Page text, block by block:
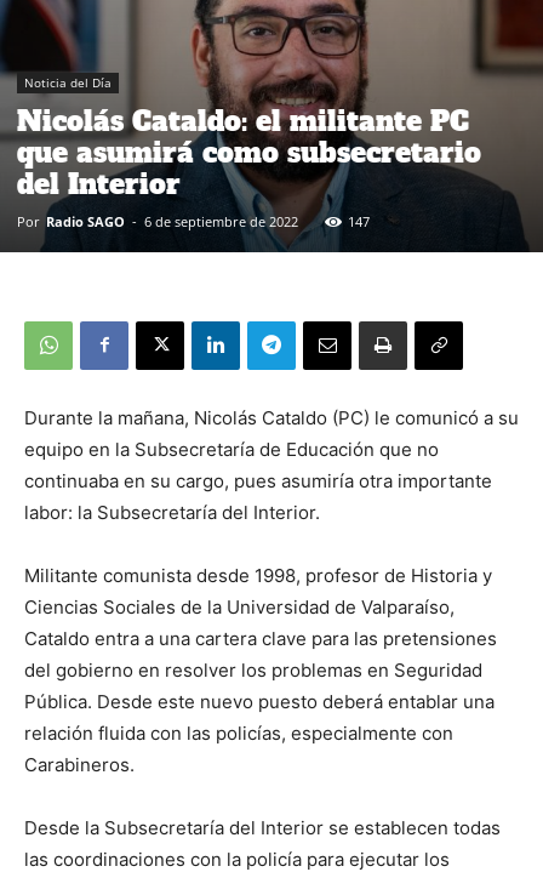
Noticia del Día
Nicolás Cataldo: el militante PC
que asumirá como subsecretario
del Interior
Por Radio SAGO - 6 de septiembre de 2022 147
Durante la mañana, Nicolás Cataldo (PC) le comunicó a su
equipo en la Subsecretaría de Educación que no
continuaba en su cargo, pues asumiría otra importante
labor: la Subsecretaría del Interior.
Militante comunista desde 1998, profesor de Historia y
Ciencias Sociales de la Universidad de Valparaíso,
Cataldo entra a una cartera clave para las pretensiones
del gobierno en resolver los problemas en Seguridad
Pública. Desde este nuevo puesto deberá entablar una
relación fluida con las policías, especialmente con
Carabineros.
Desde la Subsecretaría del Interior se establecen todas
las coordinaciones con la policía para ejecutar los